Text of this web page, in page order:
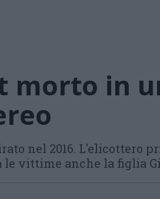
morto in
nel 2016. L'elicottero
le vittime anche la figlia